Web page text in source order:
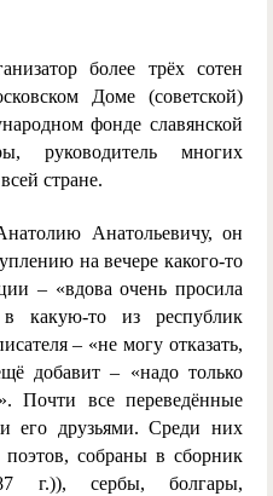
более трёх сотен
Доме (советской)
фонде славянской
руководитель многих
стране.
Анатольевичу, он
на вечере какого-то
– «вдова очень просила
какую-то из республик
– «не могу отказать,
добавит – «надо только
Почти все переведённые
его друзьями. Среди них
поэтов, собраны в сборник
г.)), сербы, болгары,